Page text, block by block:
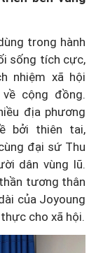
trong hành
sống tích cực,
nhiệm xã hội
cộng đồng.
địa phương
bởi thiên tai,
đại sứ Thu
dân vùng lũ.
tương thân
của Joyoung
cho xã hội.